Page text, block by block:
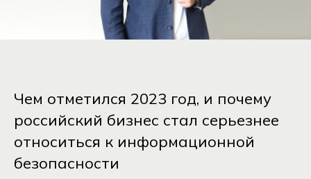
Чем отметился 2023 год, и почему
российский бизнес стал серьезнее
относиться к информационной
безопасности